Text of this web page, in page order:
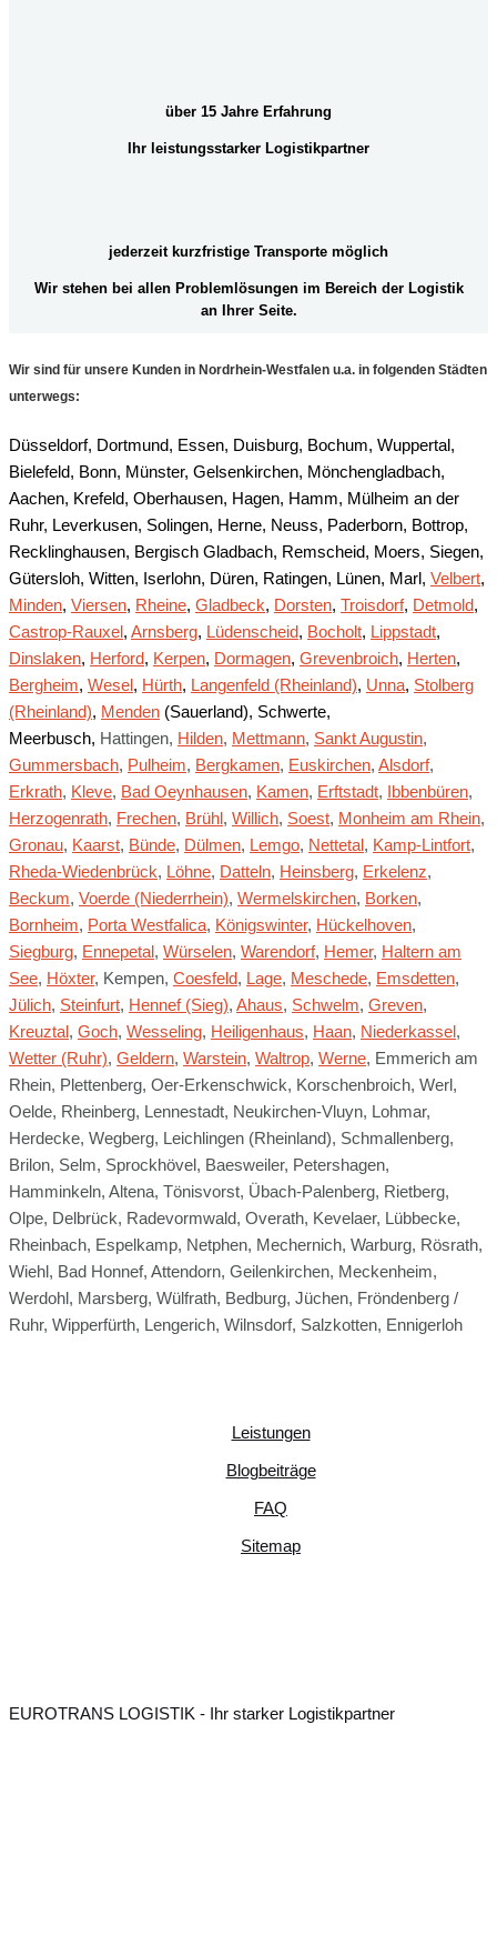
über 15 Jahre Erfahrung
Ihr leistungsstarker Logistikpartner
jederzeit kurzfristige Transporte möglich
Wir stehen bei allen Problemlösungen im Bereich der Logistik
an Ihrer Seite.
Wir sind für unsere Kunden in Nordrhein-Westfalen u.a. in folgenden Städten
unterwegs:
Düsseldorf, Dortmund, Essen, Duisburg, Bochum, Wuppertal,
Bielefeld, Bonn, Münster, Gelsenkirchen, Mönchengladbach,
Aachen, Krefeld, Oberhausen, Hagen, Hamm, Mülheim an der
Ruhr, Leverkusen, Solingen, Herne, Neuss, Paderborn, Bottrop,
Recklinghausen, Bergisch Gladbach, Remscheid, Moers, Siegen,
Gütersloh, Witten, Iserlohn, Düren, Ratingen, Lünen, Marl, Velbert,
Minden, Viersen, Rheine, Gladbeck, Dorsten, Troisdorf, Detmold,
Castrop-Rauxel , Arnsberg, Lüdenscheid, Bocholt, Lippstadt,
Dinslaken, Herford, Kerpen, Dormagen, Grevenbroich, Herten,
Bergheim, Wesel , Hürth, Langenfeld (Rheinland), Unna, Stolberg
(Rheinland), Menden (Sauerland), Schwerte,
Meerbusch, Hattingen, Hilden, Mettmann, Sankt Augustin,
Gummersbach, Pulheim, Bergkamen, Euskirchen, Alsdorf,
Erkrath, Kleve, Bad Oeynhausen, Kamen, Erftstadt, Ibbenbüren,
Herzogenrath, Frechen, Brühl , Willich, Soest, Monheim am Rhein,
Gronau, Kaarst, Bünde, Dülmen, Lemgo, Nettetal , Kamp-Lintfort,
Rheda-Wiedenbrück, Löhne, Datteln, Heinsberg, Erkelenz,
Beckum, Voerde (Niederrhein), Wermelskirchen, Borken,
Bornheim, Porta Westfalica, Königswinter, Hückelhoven,
Siegburg, Ennepetal , Würselen, Warendorf, Hemer, Haltern am
See, Höxter, Kempen, Coesfeld, Lage, Meschede, Emsdetten,
Jülich, Steinfurt, Hennef (Sieg), Ahaus, Schwelm, Greven,
Kreuztal , Goch, Wesseling, Heiligenhaus, Haan, Niederkassel ,
Wetter (Ruhr), Geldern, Warstein, Waltrop, Werne, Emmerich am
Rhein, Plettenberg, Oer-Erkenschwick, Korschenbroich, Werl,
Oelde, Rheinberg, Lennestadt, Neukirchen-Vluyn, Lohmar,
Herdecke, Wegberg, Leichlingen (Rheinland), Schmallenberg,
Brilon, Selm, Sprockhövel, Baesweiler, Petershagen,
Hamminkeln, Altena, Tönisvorst, Übach-Palenberg, Rietberg,
Olpe, Delbrück, Radevormwald, Overath, Kevelaer, Lübbecke,
Rheinbach, Espelkamp, Netphen, Mechernich, Warburg, Rösrath,
Wiehl, Bad Honnef, Attendorn, Geilenkirchen, Meckenheim,
Werdohl, Marsberg, Wülfrath, Bedburg, Jüchen, Fröndenberg /
Ruhr, Wipperfürth, Lengerich, Wilnsdorf, Salzkotten, Ennigerloh
Leistungen
Blogbeiträge
FAQ
Sitemap
EUROTRANS LOGISTIK - Ihr starker Logistikpartner